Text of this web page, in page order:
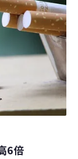
的廚餘蒸煮，
上傳舊照片，
，竟偽造化製
成疫情擴散。
6倍